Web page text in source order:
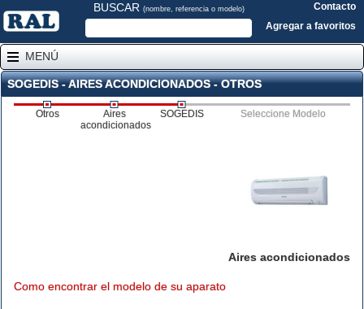
BUSCAR (nombre, referencia o modelo)
Contacto
Agregar a favoritos
MENÚ
SOGEDIS - AIRES ACONDICIONADOS - OTROS
Otros
Aires
acondicionados
SOGEDIS Seleccione Modelo
Aires acondicionados
Como encontrar el modelo de su aparato